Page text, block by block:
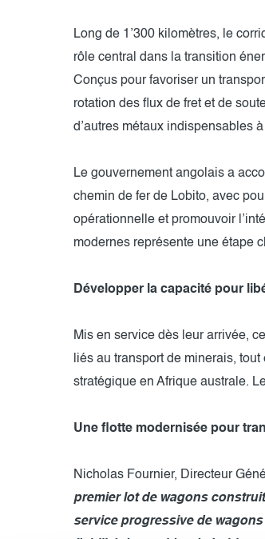
Long de 1’300 kilomètres, le
rôle central dans la transition
Conçus pour favoriser un
rotation des flux de fret et de
d’autres métaux indispensables
Le gouvernement angolais a
chemin de fer de Lobito, avec
opérationnelle et promouvoir
modernes représente une étape
Développer la capacité pour
Mis en service dès leur arrivée,
liés au transport de minerais,
stratégique en Afrique australe.
Une flotte modernisée pour
Nicholas Fournier, Directeur
premier lot de wagons
service progressive de